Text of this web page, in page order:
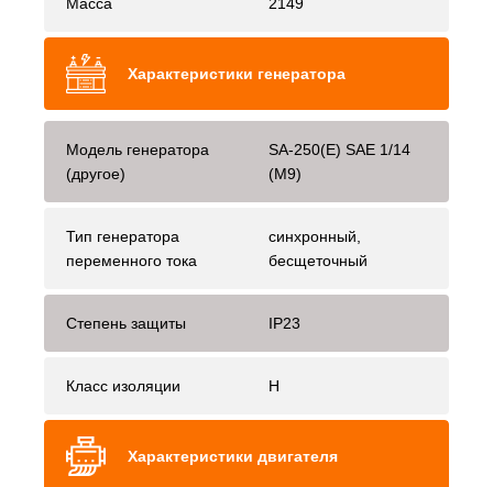
Масса 2149
Характеристики генератора
Модель генератора
(другое)
SA-250(E) SAE 1/14
(М9)
Тип генератора
переменного тока
синхронный,
бесщеточный
Степень защиты IP23
Класс изоляции H
Характеристики двигателя